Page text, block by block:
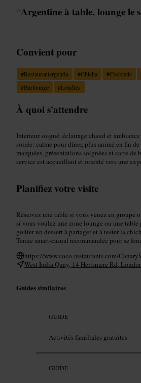
“Argentine à table, lounge le
Convient pour
#Restaurantargentin #Chicha #Cocktails
#Barlounge #Londres
À quoi s'attendre
Intérieur soigné, éclairage chaud et
soirée: calme pour dîner, plus animé en fin
marquées, présentations soignées et carte de
service est accueillant et orienté vers une
Planifiez votre visite
Réservez une table si vous venez en groupe
si vous voulez une zone lounge ou une table
goûter un dessert à partager et à tester la
Tenue smart-casual recommandée pour se
https://www.coco-restaurants.com/
West India Quay, 14 Hertsmere Rd,
Guides similaires
GUIDE
Activités familiales gratuites
GUIDE